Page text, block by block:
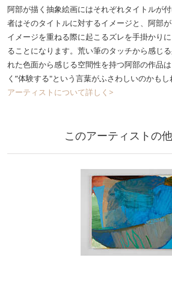
阿部が描く抽象絵画にはそれぞれタイトルが
者はそのタイトルに対するイメージと、阿部
イメージを重ねる際に起こるズレを手掛かり
ることになります。荒い筆のタッチから感じ
れた色面から感じる空間性を持つ阿部の作品
く”体験する"という言葉がふさわしいのかもし
アーティストについて詳しく>
このアーティストの